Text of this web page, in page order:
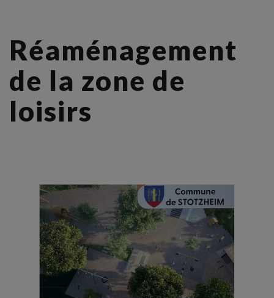
Réaménagement
de la zone de
loisirs